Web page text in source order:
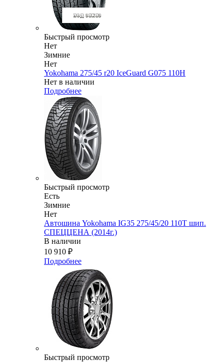
Быстрый просмотр
Нет
Зимние
Нет
Yokohama 275/45 r20 IceGuard G075 110H
Нет в наличии
Подробнее
Быстрый просмотр
Есть
Зимние
Нет
Автошина Yokohama IG35 275/45/20 110T шип.
СПЕЦЦЕНА (2014г.)
В наличии
10 910 ₽
Подробнее
Быстрый просмотр